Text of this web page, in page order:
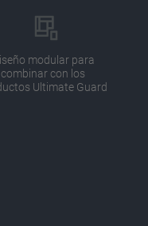
modular para
combinar con los
Ultimate Guard